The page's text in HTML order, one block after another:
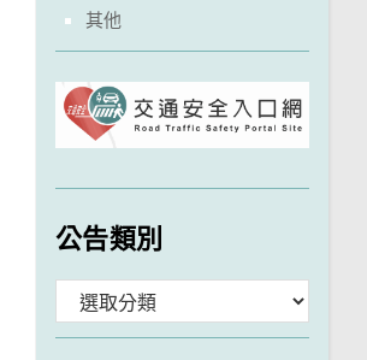
其他
公告類別
類